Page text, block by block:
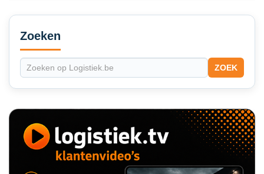
Secondary
Sidebar
Zoeken
ZOEK